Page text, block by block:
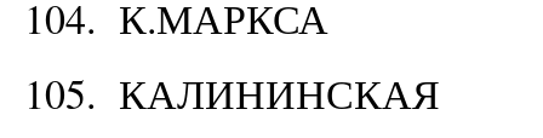
104. К.МАРКСА
105. КАЛИНИНСКАЯ